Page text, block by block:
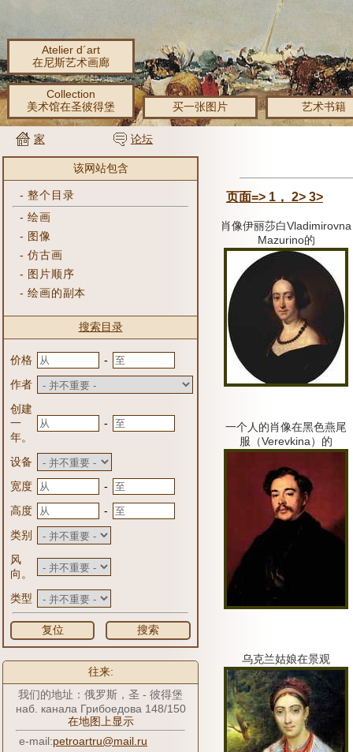
Atelier d´art
在尼斯艺术画廊
Collection
美术馆在圣彼得堡
买一张图片 艺术书籍
家 论坛
该网站包含
-整个目录
-绘画
- 图像
-仿古画
- 图片顺序
-绘画的副本
搜索目录
价格
-
作者
创建
一
年。
-
设备
宽度
-
高度
-
类别
风
向。
类型
复位 搜索
往来:
我们的地址：俄罗斯，圣 - 彼得堡
наб. канала Грибоедова 148/150
在地图上显示
e-mail:petroartru@mail.ru
页面=> 1， 2> 3>
肖像伊丽莎白Vladimirovna
Mazurino的
一个人的肖像在黑色燕尾
服（Verevkina）的
乌克兰姑娘在景观